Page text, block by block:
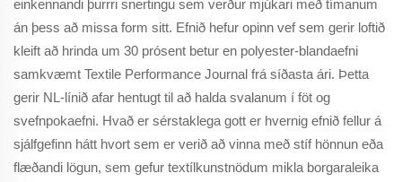
einkennandi þurrri snertingu sem verður mjúkari með tímanum
án þess að missa form sitt. Efnið hefur opinn vef sem gerir loftið
kleift að hrinda um 30 prósent betur en polyester-blandaefni
samkvæmt Textile Performance Journal frá síðasta ári. Þetta
gerir NL-línið afar hentugt til að halda svalanum í föt og
svefnpokaefni. Hvað er sérstaklega gott er hvernig efnið fellur á
sjálfgefinn hátt hvort sem er verið að vinna með stíf hönnun eða
flæðandi lögun, sem gefur textílkunstnödum mikla borgaraleika